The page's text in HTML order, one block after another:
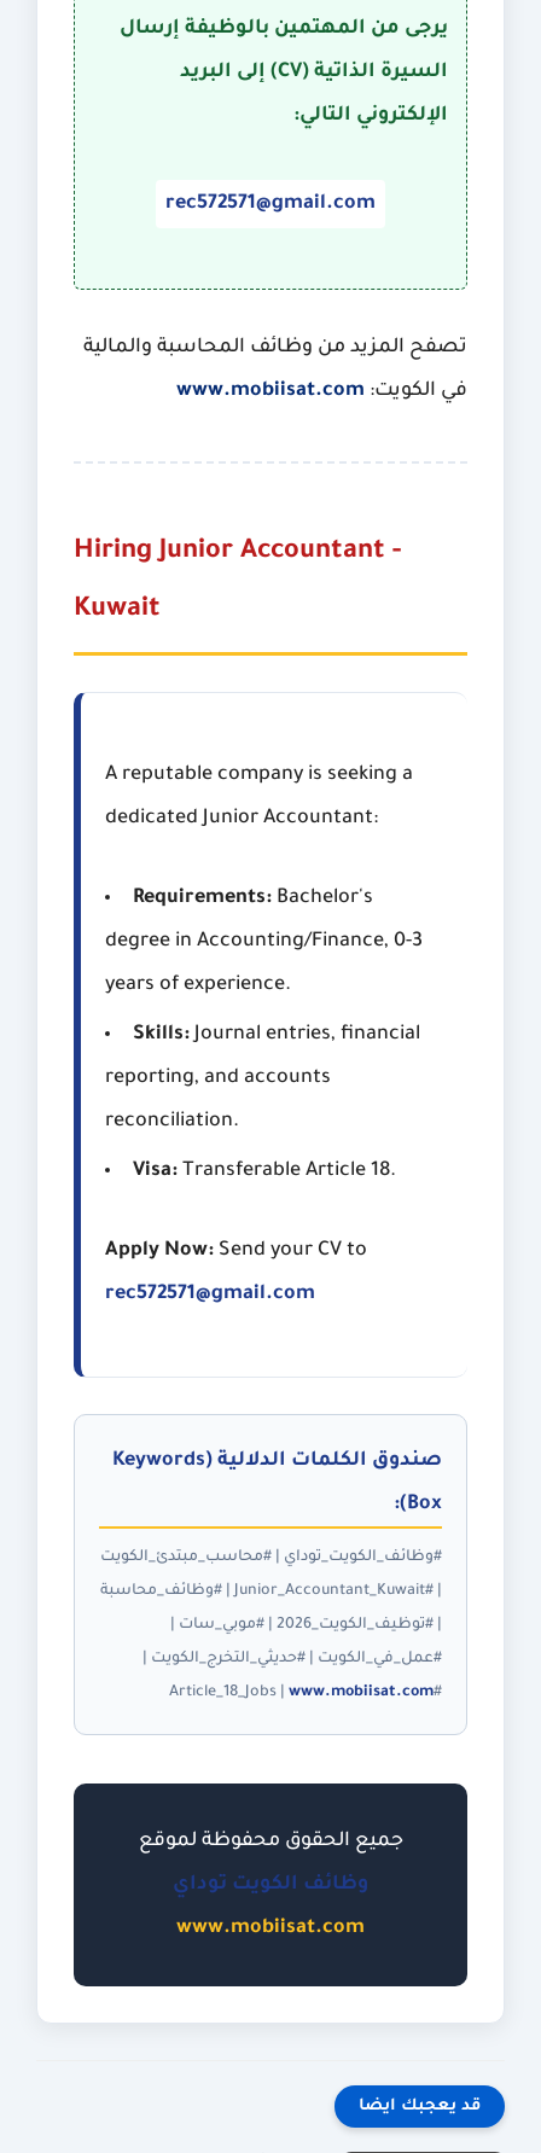
يرجى من المهتمين بالوظيفة إرسال
السيرة الذاتية (CV) إلى البريد
الإلكتروني التالي:
rec572571@gmail.com
تصفح المزيد من وظائف المحاسبة والمالية
في الكويت: www.mobiisat.com
Hiring Junior Accountant -
Kuwait
A reputable company is seeking a
dedicated Junior Accountant:
Requirements: Bachelor's
degree in Accounting/Finance, 0-3
years of experience.
Skills:Journal entries, financial
reporting, and accounts
reconciliation.
Visa: Transferable Article 18.
Apply Now: Send your CV to
rec572571@gmail.com
صندوق الكلمات الدلالية (Keywords
Box):
#وظائف_الكويت_توداي | #محاسب_مبتدئ_الكويت
| #Junior_Accountant_Kuwait | #وظائف_محاسبة
| #توظيف_الكويت_2026 | #موبي_سات |
#عمل_في_الكويت | #حديثي_التخرج_الكويت |
#Article_18_Jobs |
www.mobiisat.com
جميع الحقوق محفوظة لموقع
وظائف الكويت توداي
www.mobiisat.com
قد يعجبك ايضا